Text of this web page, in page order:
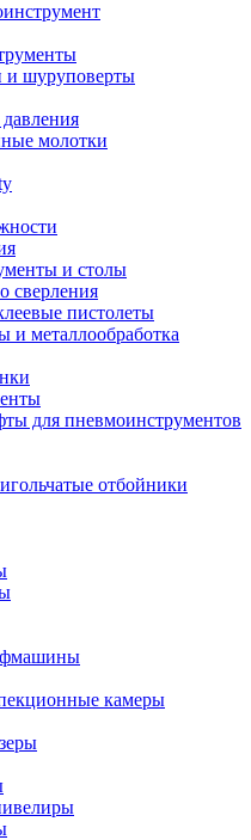
и шуруповерты
молотки
и столы
сверления
пистолеты
металлообработка
для пневмоинструментов
отбойники
камеры